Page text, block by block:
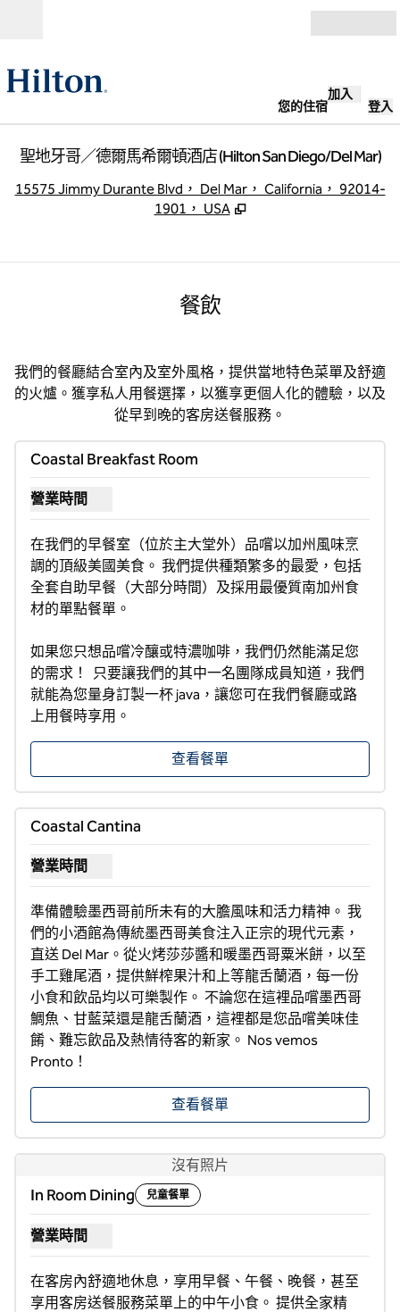
您的住宿
加入
登入
聖地牙哥／德爾馬希爾頓酒店 (Hilton San Diego/Del Mar)
15575 Jimmy Durante Blvd， Del Mar， California， 92014-
1901， USA
餐飲
我們的餐廳結合室內及室外風格，提供當地特色菜單及舒適
的火爐。獲享私人用餐選擇，以獲享更個人化的體驗，以及
從早到晚的客房送餐服務。
Coastal Breakfast Room
營業時間
顯示海岸早餐客房的營業時間
在我們的早餐室（位於主大堂外）品嚐以加州風味烹
調的頂級美國美食。 我們提供種類繁多的最愛，包括
全套自助早餐（大部分時間）及採用最優質南加州食
材的單點餐單。
如果您只想品嚐冷釀或特濃咖啡，我們仍然能滿足您
的需求！  只要讓我們的其中一名團隊成員知道，我們
就能為您量身訂製一杯 java，讓您可在我們餐廳或路
上用餐時享用。
查看餐單
Coastal Cantina
營業時間
顯示 Coastal Cantina 的營業時間
準備體驗墨西哥前所未有的大膽風味和活力精神。 我
們的小酒館為傳統墨西哥美食注入正宗的現代元素，
直送 Del Mar。從火烤莎莎醬和暖墨西哥粟米餅，以至
手工雞尾酒，提供鮮榨果汁和上等龍舌蘭酒，每一份
小食和飲品均以可樂製作。 不論您在這裡品嚐墨西哥
鯛魚、甘藍菜還是龍舌蘭酒，這裡都是您品嚐美味佳
餚、難忘飲品及熱情待客的新家。 Nos vemos
Pronto！
查看餐單
沒有照片
In Room Dining 兒童餐單
營業時間
顯示客房送餐服務的營業時間
在客房內舒適地休息，享用早餐、午餐、晚餐，甚至
享用客房送餐服務菜單上的中午小食。 提供全家精